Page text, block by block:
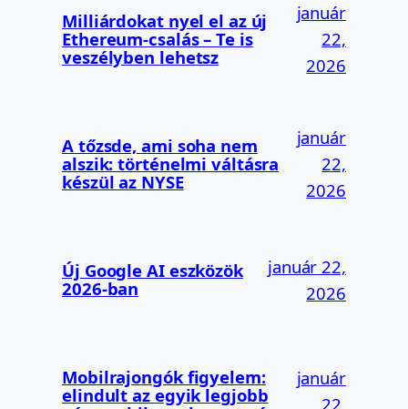
Milliárdokat nyel el az új
Ethereum-csalás – Te is
veszélyben lehetsz
január
22,
2026
A tőzsde, ami soha nem
alszik: történelmi váltásra
készül az NYSE
január
22,
2026
Új Google AI eszközök
2026-ban
január 22,
2026
Mobilrajongók figyelem:
elindult az egyik legjobb
január
22,